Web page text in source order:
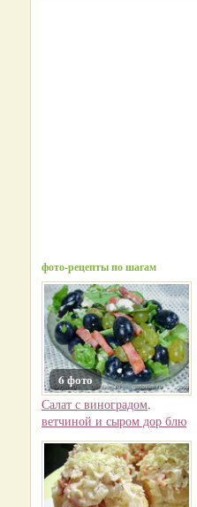
фото-рецепты по шагам
6 фото
Салат с виноградом,
ветчиной и сыром дор блю